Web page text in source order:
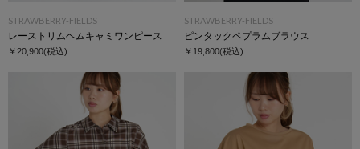
STRAWBERRY-FIELDS
レーストリムヘムキャミワンピース
￥20,900(税込)
STRAWBERRY-FIELDS
ピンタックペプラムブラウス
￥19,800(税込)